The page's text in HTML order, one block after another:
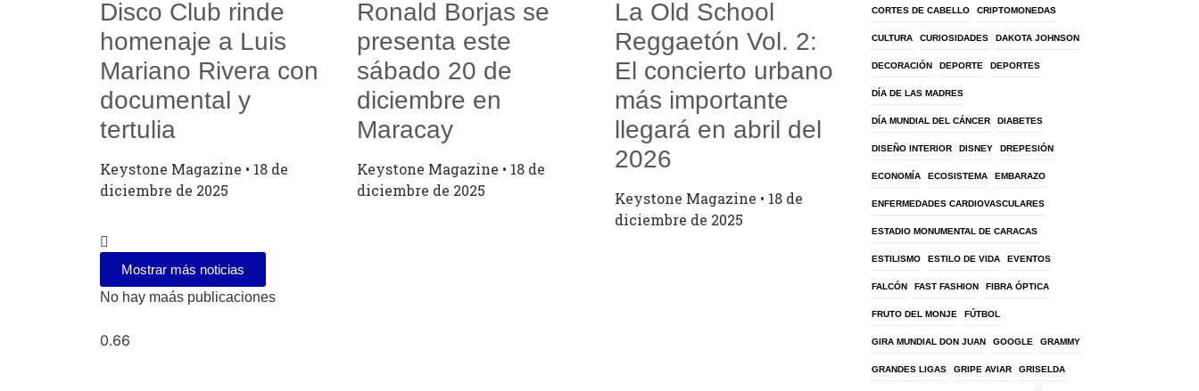
Disco Club rinde
homenaje a Luis
Mariano Rivera con
documental y
tertulia
Keystone Magazine
18 de
diciembre de 2025
Ronald Borjas se
presenta este
sábado 20 de
diciembre en
Maracay
Keystone Magazine
18 de
diciembre de 2025
La Old School
Reggaetón Vol. 2:
El concierto urbano
más importante
llegará en abril del
2026
Keystone Magazine
18 de
diciembre de 2025
Mostrar más noticias
No hay maás publicaciones
CORTES DE CABELLO CRIPTOMONEDAS
CULTURA CURIOSIDADES DAKOTA JOHNSON
DECORACIÓN DEPORTE DEPORTES
DÍA DE LAS MADRES
DÍA MUNDIAL DEL CÁNCER DIABETES
DISEÑO INTERIOR DISNEY DREPESIÓN
ECONOMÍA ECOSISTEMA EMBARAZO
ENFERMEDADES CARDIOVASCULARES
ESTADIO MONUMENTAL DE CARACAS
ESTILISMO ESTILO DE VIDA EVENTOS
FALCÓN FAST FASHION FIBRA ÓPTICA
FRUTO DEL MONJE FÚTBOL
GIRA MUNDIAL DON JUAN GOOGLE GRAMMY
GRANDES LIGAS GRIPE AVIAR GRISELDA